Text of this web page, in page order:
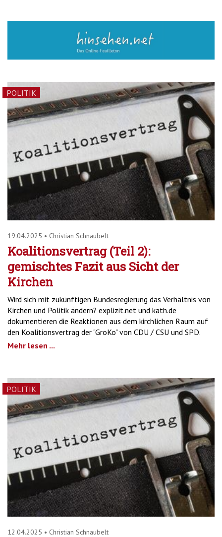
POLITIK
19.04.2025 • Christian Schnaubelt
Koalitionsvertrag (Teil 2):
gemischtes Fazit aus Sicht der
Kirchen
Wird sich mit zukünftigen Bundesregierung das Verhältnis von
Kirchen und Politik ändern? explizit.net und kath.de
dokumentieren die Reaktionen aus dem kirchlichen Raum auf
den Koalitionsvertrag der "GroKo" von CDU / CSU und SPD.
Mehr lesen ...
POLITIK
12.04.2025 • Christian Schnaubelt